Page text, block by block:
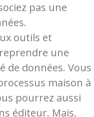
pas une
outils et
une
de données. Vous
maison à
pourrez aussi
éditeur. Mais,